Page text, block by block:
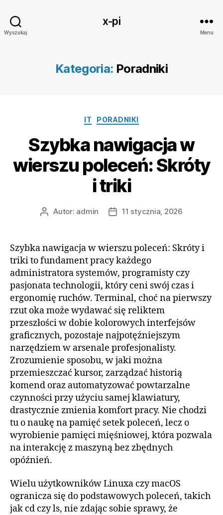
Wyszukaj
x-pi
Menu
Kategoria: Poradniki
Kategorie
IT PORADNIKI
Szybka nawigacja w
wierszu poleceń: Skróty
i triki
AutorAutor: admin
Data11 stycznia, 2026
Szybka nawigacja w wierszu poleceń: Skróty i
triki to fundament pracy każdego
administratora systemów, programisty czy
pasjonata technologii, który ceni swój czas i
ergonomię ruchów. Terminal, choć na pierwszy
rzut oka może wydawać się reliktem
przeszłości w dobie kolorowych interfejsów
graficznych, pozostaje najpotężniejszym
narzędziem w arsenale profesjonalisty.
Zrozumienie sposobu, w jaki można
przemieszczać kursor, zarządzać historią
komend oraz automatyzować powtarzalne
czynności przy użyciu samej klawiatury,
drastycznie zmienia komfort pracy. Nie chodzi
tu o naukę na pamięć setek poleceń, lecz o
wyrobienie pamięci mięśniowej, która pozwala
na interakcję z maszyną bez zbędnych
opóźnień.
Wielu użytkowników Linuxa czy macOS
ogranicza się do podstawowych poleceń, takich
jak cd czy ls, nie zdając sobie sprawy, że